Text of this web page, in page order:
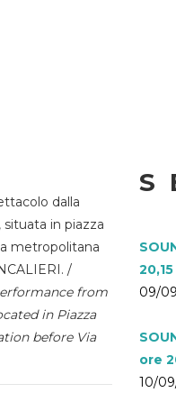
dalla
situata in piazza
metropolitana
/
from
in Piazza
before Via
09/
ore
10/